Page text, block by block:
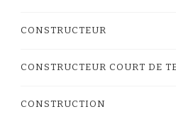
CONSTRUCTEUR
CONSTRUCTEUR COURT DE
CONSTRUCTION